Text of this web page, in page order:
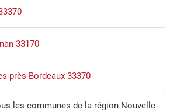
33170
près-Bordeaux 33370
les communes de la région Nouvelle-